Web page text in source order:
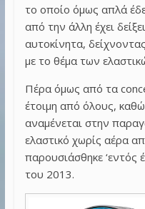
το οποίο όμως απλά
από την άλλη έχει
αυτοκίνητα,
με το θέμα των
Πέρα όμως από τα
έτοιμη από όλους,
αναμένεται στην
ελαστικό χωρίς αέρα
παρουσιάσθηκε ‘εντός
του 2013.